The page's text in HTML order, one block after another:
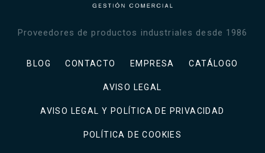
Proveedores de productos industriales desde 1986
BLOG CONTACTO EMPRESA CATÁLOGO
AVISO LEGAL
AVISO LEGAL Y POLÍTICA DE PRIVACIDAD
POLÍTICA DE COOKIES